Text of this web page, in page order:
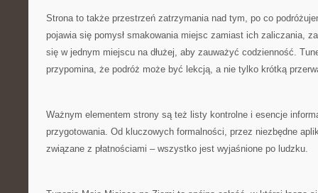
Strona to także przestrzeń zatrzymania nad tym, po co
pojawia się pomysł smakowania miejsc zamiast ich zaliczania,
się w jednym miejscu na dłużej, aby zauważyć codzienność.
przypomina, że podróż może być lekcją, a nie tylko krótką
Ważnym elementem strony są też listy kontrolne i esencje
przygotowania. Od kluczowych formalności, przez niezbędne
związane z płatnościami – wszystko jest wyjaśnione po ludzku.